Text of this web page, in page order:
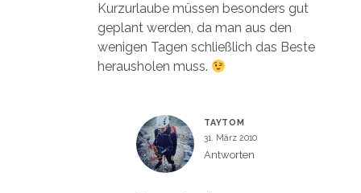
Kurzurlaube müssen besonders gut
geplant werden, da man aus den
wenigen Tagen schließlich das Beste
herausholen muss.
TAYTOM
31. März 2010
Antworten